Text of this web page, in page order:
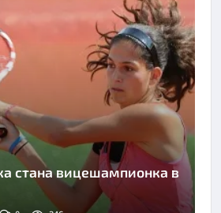
стана вицешампионка в